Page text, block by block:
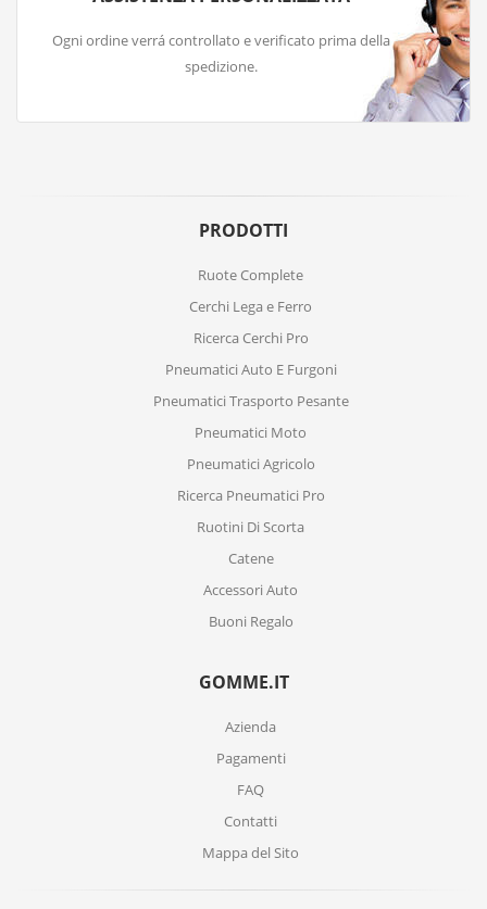
Ogni ordine verrá controllato e verificato prima della
spedizione.
PRODOTTI
Ruote Complete
Cerchi Lega e Ferro
Ricerca Cerchi Pro
Pneumatici Auto E Furgoni
Pneumatici Trasporto Pesante
Pneumatici Moto
Pneumatici Agricolo
Ricerca Pneumatici Pro
Ruotini Di Scorta
Catene
Accessori Auto
Buoni Regalo
GOMME.IT
Azienda
Pagamenti
FAQ
Contatti
Mappa del Sito